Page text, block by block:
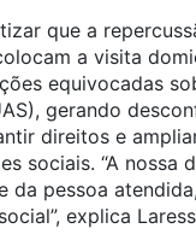
que a
a visita
equivocadas
gerando
direitos e
sociais. “A nossa
da pessoa
explica